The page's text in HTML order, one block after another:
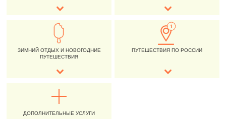
ЗИМНИЙ ОТДЫХ И НОВОГОДНИЕ
ПУТЕШЕСТВИЯ
ПУТЕШЕСТВИЯ ПО РОССИИ
ДОПОЛНИТЕЛЬНЫЕ УСЛУГИ